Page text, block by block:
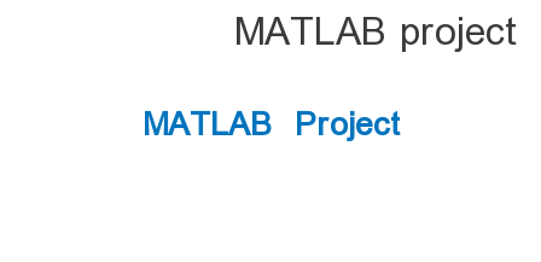
MATLAB project
MATLAB Project